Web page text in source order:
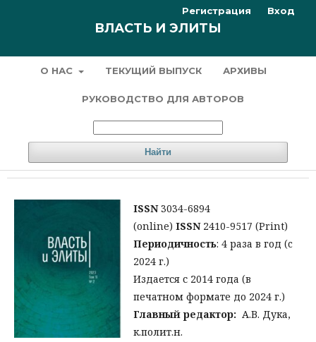
ВЛАСТЬ И ЭЛИТЫ
О НАС ТЕКУЩИЙ ВЫПУСК АРХИВЫ
РУКОВОДСТВО ДЛЯ АВТОРОВ
Найти
Регистрация Вход
ISSN3034-6894
(online) ISSN 2410-9517 (Print)
Периодичность: 4 раза в год (c
2024 г.)
Издается с 2014 года (в
печатном формате до 2024 г.)
Главный редактор: А.В. Дука,
к.полит.н.